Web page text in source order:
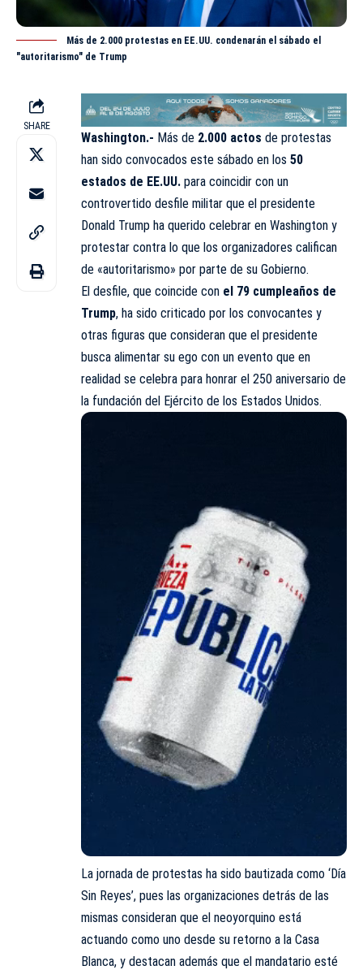
Más de 2.000 protestas en EE.UU. condenarán el sábado el
"autoritarismo" de Trump
SHARE
Washington.- Más de 2.000 actos de protestas
han sido convocados este sábado en los 50
estados de EE.UU. para coincidir con un
controvertido desfile militar que el presidente
Donald Trump ha querido celebrar en Washington y
protestar contra lo que los organizadores califican
de «autoritarismo» por parte de su Gobierno.
El desfile, que coincide con el 79 cumpleaños de
Trump, ha sido criticado por los convocantes y
otras figuras que consideran que el presidente
busca alimentar su ego con un evento que en
realidad se celebra para honrar el 250 aniversario de
la fundación del Ejército de los Estados Unidos.
La jornada de protestas ha sido bautizada como ‘Día
Sin Reyes’, pues las organizaciones detrás de las
mismas consideran que el neoyorquino está
actuando como uno desde su retorno a la Casa
Blanca, y destacan además que el mandatario esté